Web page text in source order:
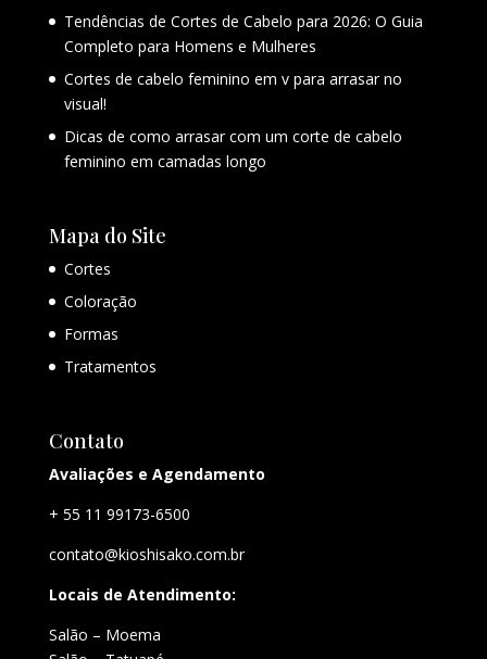
Tendências de Cortes de Cabelo para 2026: O Guia
Completo para Homens e Mulheres
Cortes de cabelo feminino em v para arrasar no
visual!
Dicas de como arrasar com um corte de cabelo
feminino em camadas longo
Mapa do Site
Cortes
Coloração
Formas
Tratamentos
Contato
Avaliações e Agendamento
+ 55 11 99173-6500
contato@kioshisako.com.br
Locais de Atendimento:
Salão – Moema